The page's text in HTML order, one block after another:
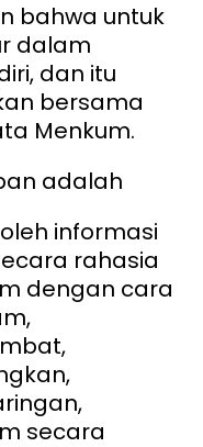
bahwa untuk
dalam
dan itu
bersama
Menkum.
adalah
informasi
rahasia
dengan cara
secara